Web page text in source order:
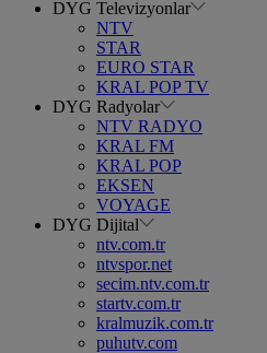
DYG Televizyonlar
NTV
STAR
EURO STAR
KRAL POP TV
DYG Radyolar
NTV RADYO
KRAL FM
KRAL POP
EKSEN
VOYAGE
DYG Dijital
ntv.com.tr
ntvspor.net
secim.ntv.com.tr
startv.com.tr
kralmuzik.com.tr
puhutv.com